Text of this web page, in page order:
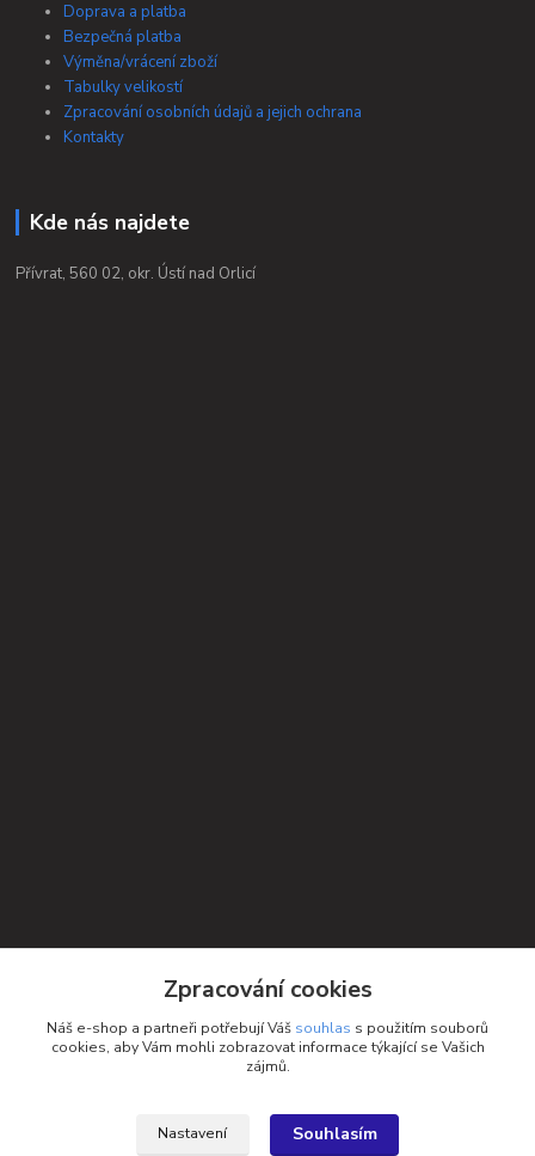
Doprava a platba
Bezpečná platba
Výměna/vrácení zboží
Tabulky velikostí
Zpracování osobních údajů a jejich ochrana
Kontakty
Kde nás najdete
Přívrat, 560 02, okr. Ústí nad Orlicí
+420 732 552 122
Zpracování cookies
Náš e-shop a partneři potřebují Váš souhlas s použitím souborů
cookies, aby Vám mohli zobrazovat informace týkající se Vašich
zájmů.
Nastavení Souhlasím